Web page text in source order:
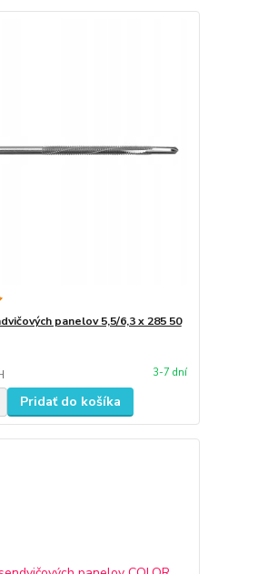
panelov 5,5/6,3 x 285 50
3-7 dní
Pridať do košíka